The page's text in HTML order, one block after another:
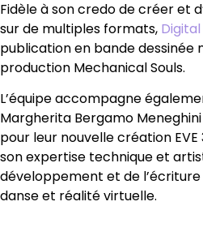
Fidèle à son credo de créer et
sur de multiples formats, Digital
publication en bande dessinée
production Mechanical Souls.
L’équipe accompagne
Margherita Bergamo
pour leur nouvelle création EVE
son expertise technique et
développement et de
danse et réalité virtuelle.